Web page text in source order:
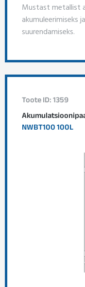
Mustast metallist
akumuleerimiseks
suurendamiseks.
Toote ID: 1359
NWBT100 100L